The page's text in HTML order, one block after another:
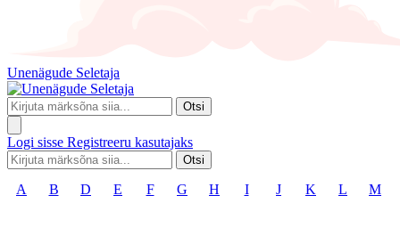
Unenägude Seletaja
Otsi
Logi sisse Registreeru kasutajaks
Otsi
A B D E F G H I J K L M